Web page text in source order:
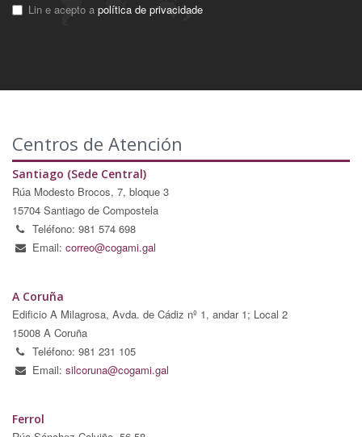
Lin e acepto a política de privacidade
Centros de Atención
Santiago (Sede Central)
Rúa Modesto Brocos, 7, bloque 3
15704 Santiago de Compostela
Teléfono: 981 574 698
Email: correo@cogami.gal
A Coruña
Edificio A Milagrosa, Avda. de Cádiz nº 1, andar 1; Local 2
15008 A Coruña
Teléfono: 981 231 105
Email: silcoruna@cogami.gal
Ferrol